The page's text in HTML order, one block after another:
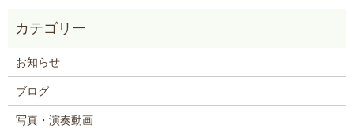
お知らせ
ブログ
写真・演奏動画